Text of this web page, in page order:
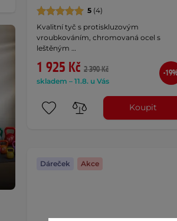
5 (4)
Kvalitní tyč s protiskluzovým
vroubkováním, chromovaná ocel s
leštěným …
1 925 Kč 2 390 Kč
skladem – 11.8. u Vás
-
Koupit
Dáreček Akce